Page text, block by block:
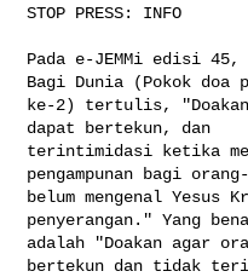
STOP PRESS: INFO
Pada e-JEMMi edisi 45,
Bagi Dunia (Pokok doa
ke-2) tertulis,
dapat bertekun, dan
terintimidasi ketika
pengampunan bagi
belum mengenal Yesus
penyerangan." Yang
adalah "Doakan agar
bertekun dan tidak